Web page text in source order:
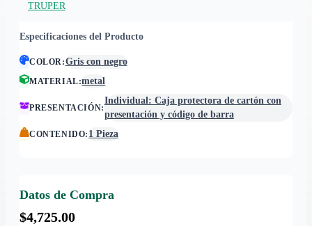
TRUPER
Especificaciones del Producto
COLOR:Gris con negro
MATERIAL:metal
PRESENTACIÓN:
Individual: Caja protectora de cartón con
presentación y código de barra
CONTENIDO: 1 Pieza
Datos de Compra
$4,725.00